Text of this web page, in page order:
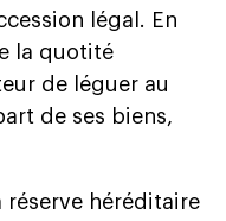
légal. En
la quotité
de léguer au
de ses biens,
réserve héréditaire